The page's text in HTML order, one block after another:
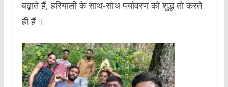
बढ़ाते हैं, हरियाली के साथ-साथ पर्यावरण को शुद्ध तो करते
ही हैं ।